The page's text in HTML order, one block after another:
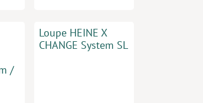
/
Loupe HEINE X
CHANGE System SL